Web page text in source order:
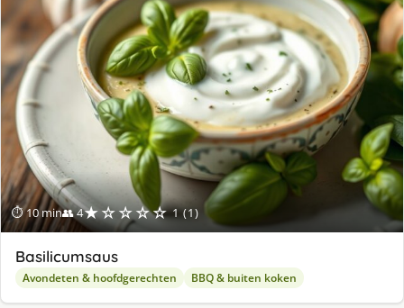
⏱ 10 min👥 4★☆☆☆☆ 1 (1)
Basilicumsaus
Avondeten & hoofdgerechten BBQ & buiten koken